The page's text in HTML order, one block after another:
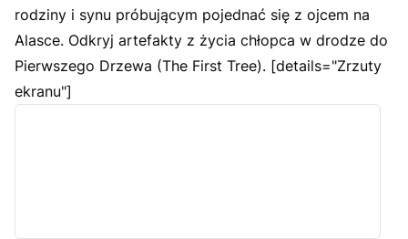
rodziny i synu próbującym pojednać się z ojcem na
Alasce. Odkryj artefakty z życia chłopca w drodze do
Pierwszego Drzewa (The First Tree). [details="Zrzuty
ekranu"]